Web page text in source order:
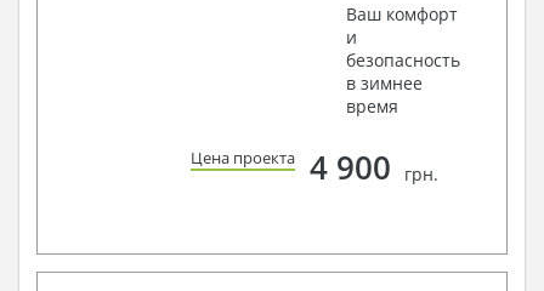
Ваш комфорт
и
безопасность
в зимнее
время
Цена проекта 4 900 грн.